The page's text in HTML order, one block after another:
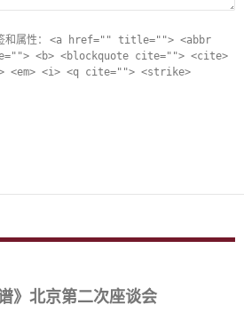
和属性： <a href="" title=""> <abbr
<b> <blockquote cite=""> <cite>
<em> <i> <q cite=""> <strike>
》北京第二次座谈会